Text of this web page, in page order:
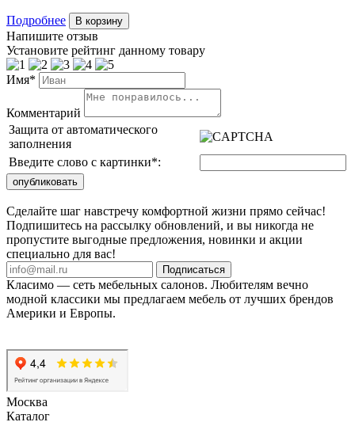
Подробнее В корзину
Напишите отзыв
Установите рейтинг данному товару
Имя*
Комментарий
Защита от автоматического
заполнения
Введите слово с картинки*:
Сделайте шаг навстречу комфортной жизни прямо сейчас!
Подпишитесь на рассылку обновлений, и вы никогда не
пропустите выгодные предложения, новинки и акции
специально для вас!
Подписаться
Класимо — cеть мебельных салонов. Любителям вечно
модной классики мы предлагаем мебель от лучших брендов
Америки и Европы.
Москва
Каталог